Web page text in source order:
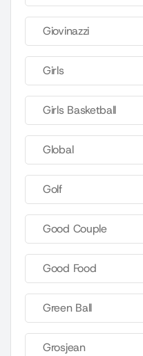
Giovinazzi
Girls
Girls Basketball
Global
Golf
Good Couple
Good Food
Green Ball
Grosjean